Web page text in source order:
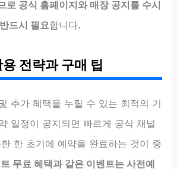
로 공식 홈페이지와 매장 공지를 수시
드시 필요합니다.
전략과 구매 팁
추가 혜택을 누릴 수 있는 최적의 기
일정이 공지되면 빠르게 공식 채널
한 초기에 예약을 완료하는 것이 중
무료 혜택과 같은 이벤트는 사전예